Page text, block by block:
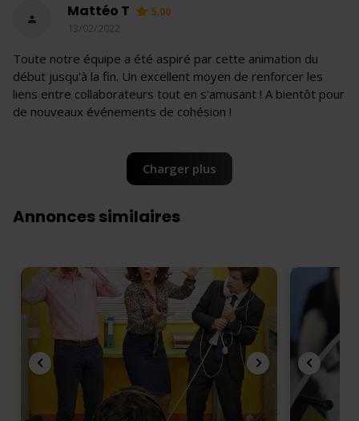
Mattéo T
5.00
13/02/2022
Toute notre équipe a été aspiré par cette animation du
début jusqu'à la fin. Un excellent moyen de renforcer les
liens entre collaborateurs tout en s'amusant ! A bientôt pour
de nouveaux événements de cohésion !
Charger plus
Annonces similaires